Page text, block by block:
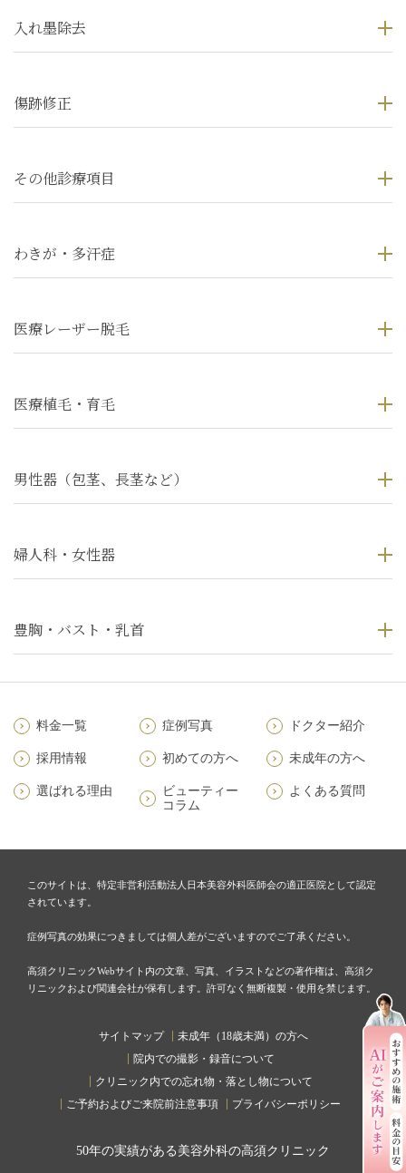
入れ墨除去
傷跡修正
その他診療項目
わきが・多汗症
医療レーザー脱毛
医療植毛・育毛
男性器（包茎、長茎など）
婦人科・女性器
豊胸・バスト・乳首
料金一覧 症例写真 ドクター紹介
採用情報 初めての方へ 未成年の方へ
選ばれる理由
ビューティー
コラム
よくある質問
このサイトは、特定非営利活動法人日本美容外科医師会の適正医院として認定
されています。
症例写真の効果につきましては個人差がございますのでご了承ください。
高須クリニックWebサイト内の文章、写真、イラストなどの著作権は、高須ク
リニックおよび関連会社が保有します。許可なく無断複製・使用を禁じます。
サイトマップ
未成年（18歳未満）の方へ
院内での撮影・録音について
クリニック内での忘れ物・落とし物について
ご予約およびご来院前注意事項
プライバシーポリシー
50年の実績がある美容外科の高須クリニック